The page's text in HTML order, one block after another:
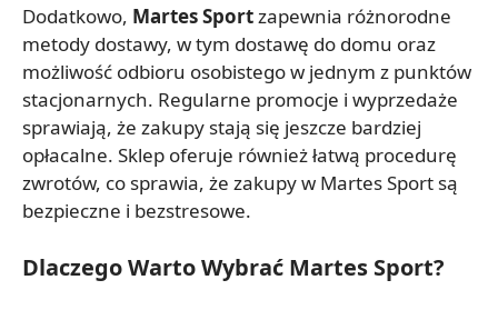
Dodatkowo, Martes Sportzapewnia różnorodne
metody dostawy, w tym dostawę do domu oraz
możliwość odbioru osobistego w jednym z punktów
stacjonarnych. Regularne promocje i wyprzedaże
sprawiają, że zakupy stają się jeszcze bardziej
opłacalne. Sklep oferuje również łatwą procedurę
zwrotów, co sprawia, że zakupy w Martes Sport są
bezpieczne i bezstresowe.
Dlaczego Warto Wybrać Martes Sport?